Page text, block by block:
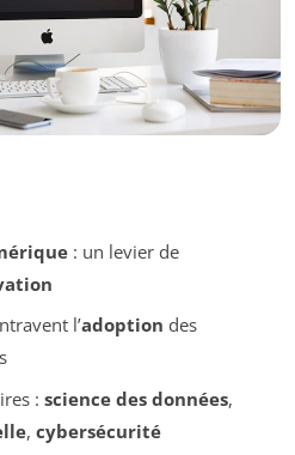
: un levier de
l’adoption des
: science des données,
, cybersécurité